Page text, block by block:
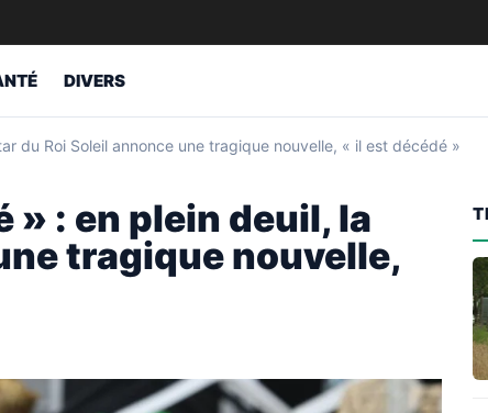
DIVERS
du Roi Soleil annonce une tragique nouvelle, « il est décédé »
» : en plein deuil, la
tragique nouvelle,